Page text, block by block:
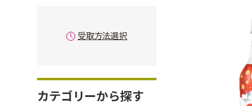
受取方法選択
カテゴリーから探す